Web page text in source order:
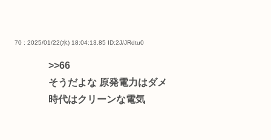
70 : 2025/01/22(水) 18:04:13.85 ID:2J/JRdtu0
>>66
そうだよな 原発電力はダメ
時代はクリーンな電気